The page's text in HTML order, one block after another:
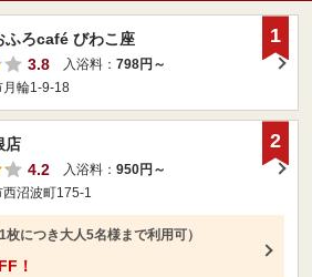
ふろcafé びわこ座
3.8
入浴料： 798円～
月輪1-9-18
1
店
4.2
入浴料： 950円～
沼波町175-1
枚につき大人5名様まで利用可）
！
2